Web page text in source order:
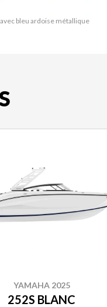
bleu ardoise métallique
YAMAHA 2025
252S BLANC